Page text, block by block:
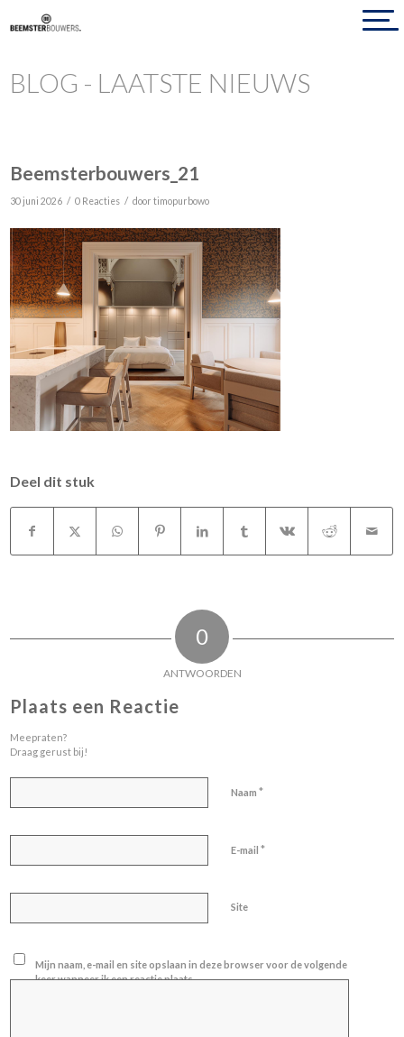
BLOG - LAATSTE NIEUWS
Beemsterbouwers_21
30 juni 2026 / 0 Reacties / doortimopurbowo
Deel dit stuk
0
ANTWOORDEN
Plaats een Reactie
Meepraten?
Draag gerust bij!
Naam*
E-mail*
Site
Mijn naam, e-mail en site opslaan in deze browser voor de volgende
keer wanneer ik een reactie plaats.